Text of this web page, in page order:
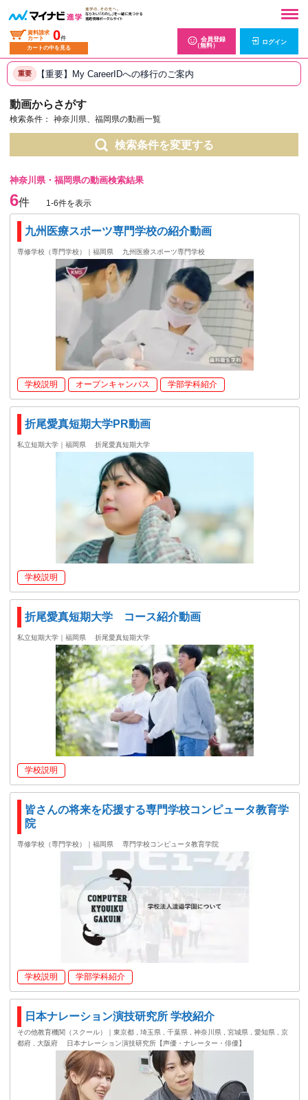
資料請求
カート
0件
カートの中を見る
会員登録
（無料）
ログイン
重要 【重要】My CareerIDへの移行のご案内
動画からさがす
検索条件： 神奈川県、福岡県の動画一覧
検索条件を変更する
神奈川県・福岡県の動画検索結果
6件 1-6件を表示
九州医療スポーツ専門学校の紹介動画
専修学校（専門学校）｜福岡県 九州医療スポーツ専門学校
学校説明 オープンキャンパス 学部学科紹介
折尾愛真短期大学PR動画
私立短期大学｜福岡県 折尾愛真短期大学
学校説明
折尾愛真短期大学 コース紹介動画
私立短期大学｜福岡県 折尾愛真短期大学
学校説明
皆さんの将来を応援する専門学校コンピュータ教育学
院
専修学校（専門学校）｜福岡県 専門学校コンピュータ教育学院
学校説明 学部学科紹介
日本ナレーション演技研究所 学校紹介
その他教育機関（スクール）｜東京都 , 埼玉県 , 千葉県 , 神奈川県 , 宮城県 , 愛知県 , 京
都府 , 大阪府
日本ナレーション演技研究所【声優・ナレーター・俳優】